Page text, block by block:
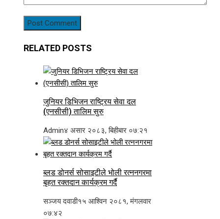
RELATED POSTS
जुनियर डिभिजन राष्ट्रिय सेवा दल
(एनसीसी) तालिम सुरु
Admin४ असार २०८३, बिहीबार ०७:२१
ब्लड डोनर्स सोसाइटीले भोली रत्ननगरमा
बृहत रक्तदान कार्यक्रम गर्दै
सञ्जय दवाडी१५ आश्विन २०८१, मंगलवार
०७:४२